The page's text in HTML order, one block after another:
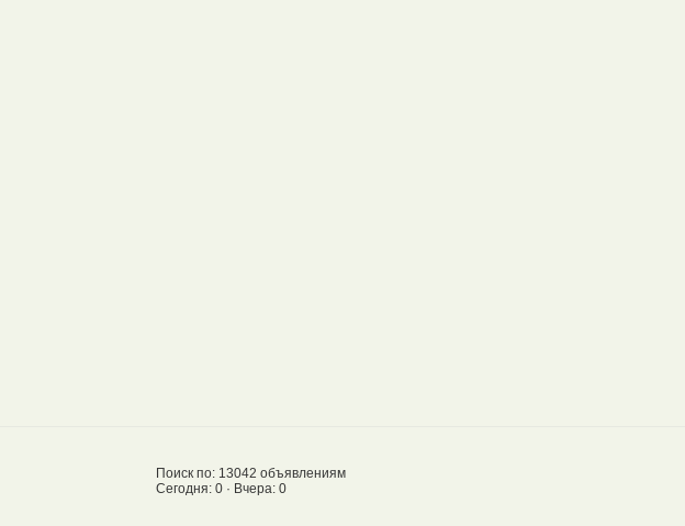
Поиск по: 13042 объявлениям
Сегодня: 0 · Вчера: 0